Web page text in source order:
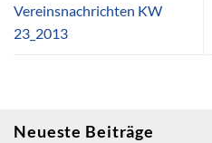
Vereinsnachrichten KW
23_2013
Neueste Beiträge